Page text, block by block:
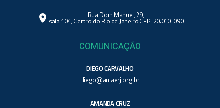
location_on Rua Dom Manuel, 29,
sala 104, Centro do Rio de Janeiro CEP: 20.010-090
COMUNICAÇÃO
DIEGO CARVALHO
diego@amaerj.org.br
AMANDA CRUZ